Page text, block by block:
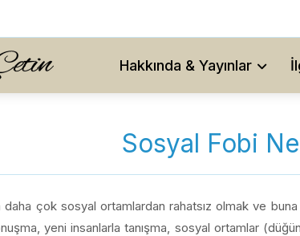
Hakkında & Yayınlar
Sosyal Fobi
çok sosyal ortamlardan rahatsız olmak ve buna
yeni insanlarla tanışma, sosyal ortamlar